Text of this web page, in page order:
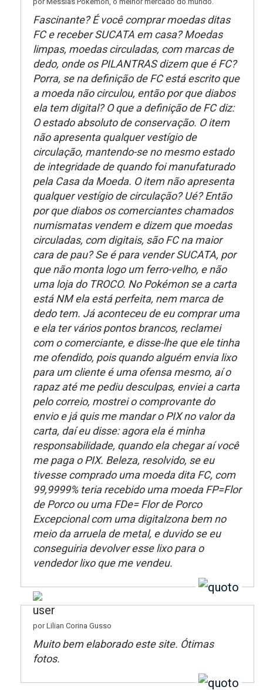
Fascinante? É você comprar moedas ditas
FC e receber SUCATA em casa? Moedas
limpas, moedas circuladas, com marcas de
dedo, onde os PILANTRAS dizem que é FC?
Porra, se na definição de FC está escrito que
a moeda não circulou, então por que diabos
ela tem digital? O que a definição de FC diz:
O estado absoluto de conservação. O item
não apresenta qualquer vestígio de
circulação, mantendo-se no mesmo estado
de integridade de quando foi manufaturado
pela Casa da Moeda. O item não apresenta
qualquer vestígio de circulação? Ué? Então
por que diabos os comerciantes chamados
numismatas vendem e dizem que moedas
circuladas, com digitais, são FC na maior
cara de pau? Se é para vender SUCATA, por
que não monta logo um ferro-velho, e não
uma loja do TROCO. No Pokémon se a carta
está NM ela está perfeita, nem marca de
dedo tem. Já aconteceu de eu comprar uma
e ela ter vários pontos brancos, reclamei
com o comerciante, e disse-lhe que ele tinha
me ofendido, pois quando alguém envia lixo
para um cliente é uma ofensa mesmo, aí o
rapaz até me pediu desculpas, enviei a carta
pelo correio, mostrei o comprovante do
envio e já quis me mandar o PIX no valor da
carta, daí eu disse: agora ela é minha
responsabilidade, quando ela chegar aí você
me paga o PIX. Beleza, resolvido, se eu
tivesse comprado uma moeda dita FC, com
99,9999% teria recebido uma moeda FP=Flor
de Porco ou uma FDe= Flor de Porco
Excepcional com uma digitalzona bem no
meio da arruela de metal, e duvido se eu
conseguiria devolver esse lixo para o
vendedor lixo que me vendeu.
por Lilian Corina Gusso
Muito bem elaborado este site. Ótimas
fotos.